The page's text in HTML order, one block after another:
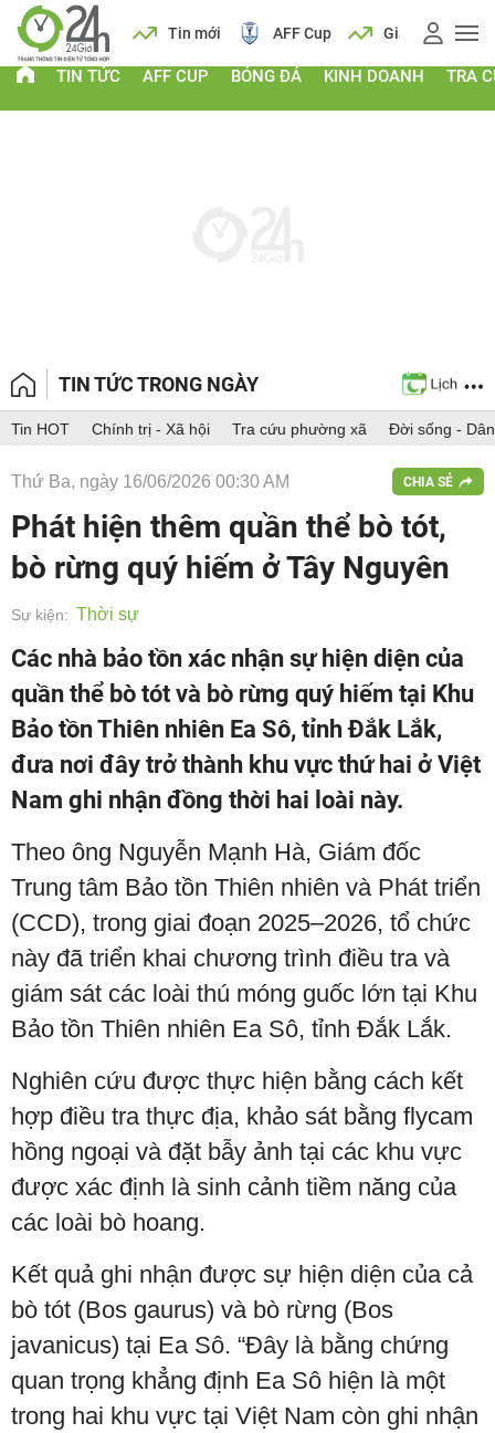
Lịch Tin mới AFF Cup Giá vàng
TIN TỨC AFF CUP BÓNG ĐÁ KINH DOANH TRA
TIN TỨC TRONG NGÀY
Tin HOT Chính trị - Xã hội Tra cứu phường xã Đời sống -
Thứ Ba, ngày 16/06/2026 00:30 AM CHIA SẺ
Phát hiện thêm quần thể bò tót,
bò rừng quý hiếm ở Tây Nguyên
Sự kiện: Thời sự
Các nhà bảo tồn xác nhận sự hiện diện của
quần thể bò tót và bò rừng quý hiếm tại Khu
Bảo tồn Thiên nhiên Ea Sô, tỉnh Đắk Lắk,
đưa nơi đây trở thành khu vực thứ hai ở Việt
Nam ghi nhận đồng thời hai loài này.
Theo ông Nguyễn Mạnh Hà, Giám đốc
Trung tâm Bảo tồn Thiên nhiên và Phát triển
(CCD), trong giai đoạn 2025–2026, tổ chức
này đã triển khai chương trình điều tra và
giám sát các loài thú móng guốc lớn tại Khu
Bảo tồn Thiên nhiên Ea Sô, tỉnh Đắk Lắk.
Nghiên cứu được thực hiện bằng cách kết
hợp điều tra thực địa, khảo sát bằng flycam
hồng ngoại và đặt bẫy ảnh tại các khu vực
được xác định là sinh cảnh tiềm năng của
các loài bò hoang.
Kết quả ghi nhận được sự hiện diện của cả
bò tót (Bos gaurus) và bò rừng (Bos
javanicus) tại Ea Sô. “Đây là bằng chứng
quan trọng khẳng định Ea Sô hiện là một
trong hai khu vực tại Việt Nam còn ghi nhận